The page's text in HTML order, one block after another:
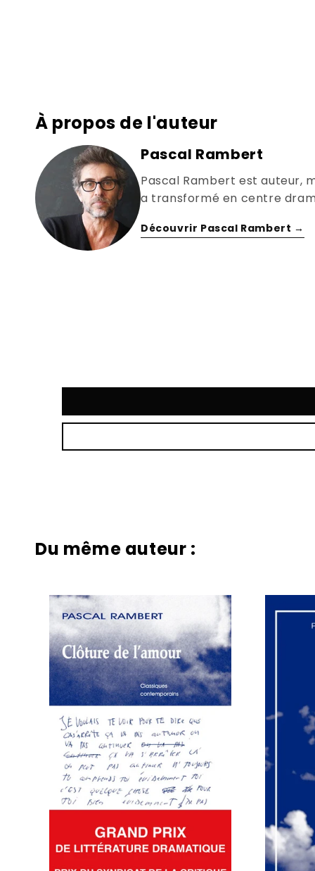
À propos de l'auteur
Pascal Rambert
Pascal Rambert est auteur,
a transformé en centre
Découvrir Pascal Rambert →
Du même auteur :